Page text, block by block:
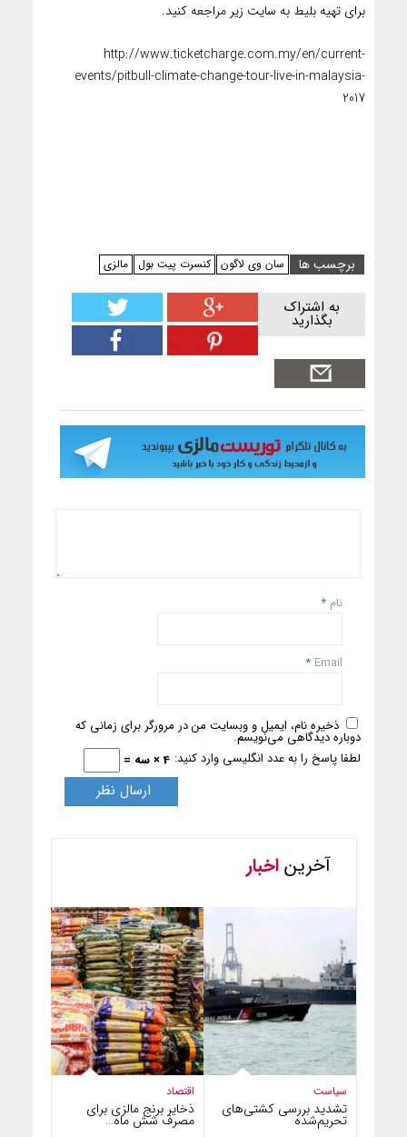
برای تهیه بلیط به سایت زیر مراجعه کنید.
http://www.ticketcharge.com.my/en/current-
events/pitbull-climate-change-tour-live-in-malaysia-
2017
برچسب ها سان وی لاگون کنسرت پیت بول مالزی
به اشتراک
بگذارید
نام *
Email
*
ذخیره نام، ایمیل و وبسایت من در مرورگر برای زمانی که
دوباره دیدگاهی می‌نویسم.
لطفا پاسخ را به عدد انگلیسی وارد کنید: 4 × سه =
آخریناخبار
اقتصاد
ذخایر برنج مالزی برای
مصرف شش ماه…
سیاست
تشدید بررسی کشتی‌های
تحریم‌شده